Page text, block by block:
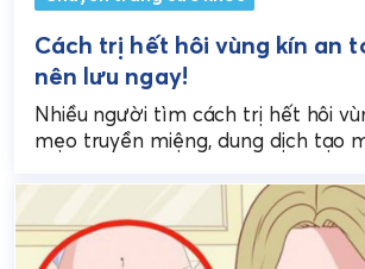
Cách trị hết hôi vùng kín an
nên lưu ngay!
Nhiều người tìm cách trị hết hôi
mẹo truyền miệng, dung dịch tạo